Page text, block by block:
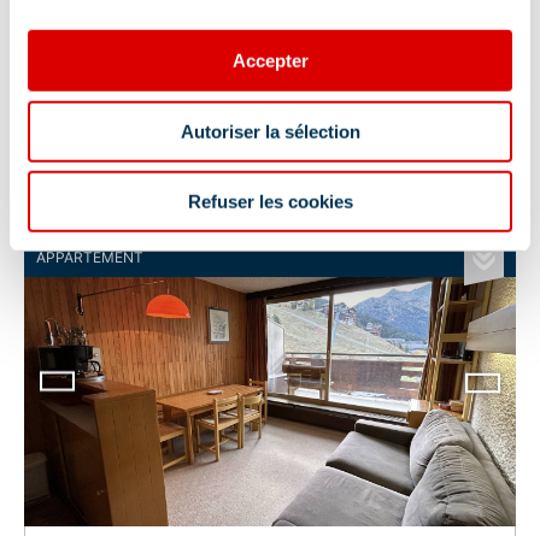
Accepter
Autoriser la sélection
Refuser les cookies
Merisiers A1 - Studio 2
Méribel 1450 m (Tous les quartiers), Le
Plateau /Rte des chalets et de la Renarde
à partir de
288
hébergement
APPARTEMENT